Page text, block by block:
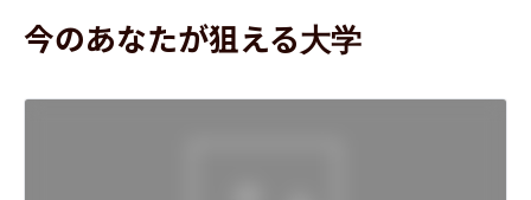
今のあなたが狙える大学